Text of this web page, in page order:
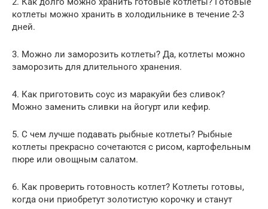
котлеты можно хранить в холодильнике в течение 2-3
дней.
3. Можно ли заморозить котлеты? Да, котлеты можно
заморозить для длительного хранения.
4. Как приготовить соус из маракуйи без сливок?
Можно заменить сливки на йогурт или кефир.
5. С чем лучше подавать рыбные котлеты? Рыбные
котлеты прекрасно сочетаются с рисом, картофельным
пюре или овощным салатом.
6. Как проверить готовность котлет? Котлеты готовы,
когда они приобретут золотистую корочку и станут